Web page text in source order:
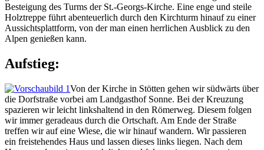
Besteigung des Turms der St.-Georgs-Kirche. Eine enge und steile
Holztreppe führt abenteuerlich durch den Kirchturm hinauf zu einer
Aussichtsplattform, von der man einen herrlichen Ausblick zu den
Alpen genießen kann.
Aufstieg:
Von der Kirche in Stötten gehen wir südwärts über
die Dorfstraße vorbei am Landgasthof Sonne. Bei der Kreuzung
spazieren wir leicht linkshaltend in den Römerweg. Diesem folgen
wir immer geradeaus durch die Ortschaft. Am Ende der Straße
treffen wir auf eine Wiese, die wir hinauf wandern. Wir passieren
ein freistehendes Haus und lassen dieses links liegen. Nach dem